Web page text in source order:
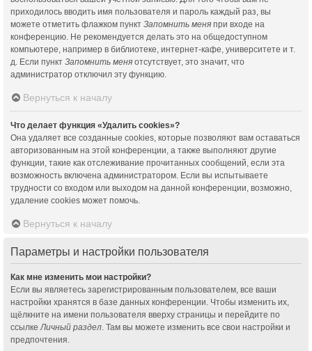
приходилось вводить имя пользователя и пароль каждый раз, вы
можете отметить флажком пункт Запомнить меня при входе на
конференцию. Не рекомендуется делать это на общедоступном
компьютере, например в библиотеке, интернет-кафе, университете и т.
д. Если пункт Запомнить меня отсутствует, это значит, что
администратор отключил эту функцию.
Вернуться к началу
Что делает функция «Удалить cookies»?
Она удаляет все созданные cookies, которые позволяют вам оставаться
авторизованным на этой конференции, а также выполняют другие
функции, такие как отслеживание прочитанных сообщений, если эта
возможность включена администратором. Если вы испытываете
трудности со входом или выходом на данной конференции, возможно,
удаление cookies может помочь.
Вернуться к началу
Параметры и настройки пользователя
Как мне изменить мои настройки?
Если вы являетесь зарегистрированным пользователем, все ваши
настройки хранятся в базе данных конференции. Чтобы изменить их,
щёлкните на имени пользователя вверху страницы и перейдите по
ссылкеЛичный раздел. Там вы можете изменить все свои настройки и
предпочтения.